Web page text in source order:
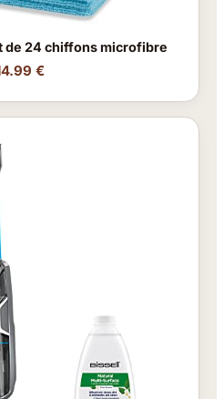
de 24 chiffons microfibre
€